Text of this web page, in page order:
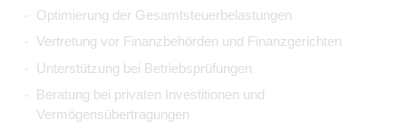
Optimierung der Gesamtsteuerbelastungen
Vertretung vor Finanzbehörden und Finanzgerichten
Unterstützung bei Betriebsprüfungen
Beratung bei privaten Investitionen und
Vermögensübertragungen